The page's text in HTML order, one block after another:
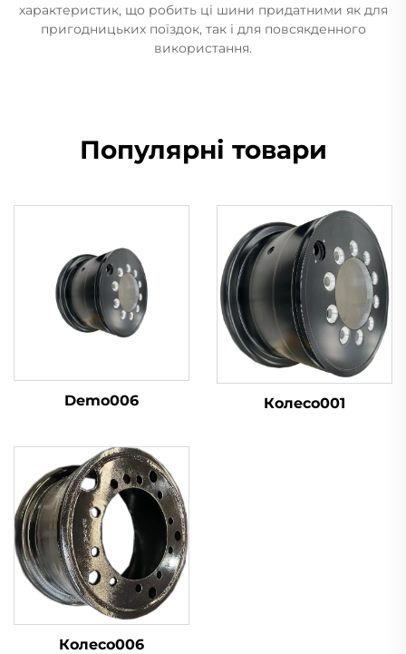
характеристик, що робить ці шини придатними як для
пригодницьких поїздок, так і для повсякденного
використання.
Популярні товари
Demo006 Колесо001
Колесо006